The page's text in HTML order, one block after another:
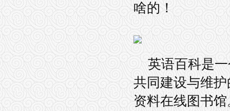
啥的！
英语百科是
共同建设与维
资料在线图书馆